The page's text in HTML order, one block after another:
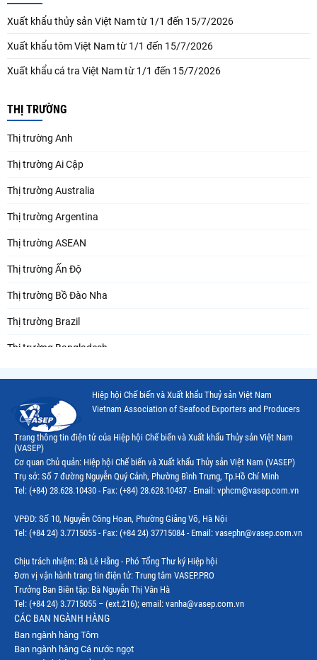
Xuất khẩu thủy sản Việt Nam từ 1/1 đến 15/7/2026
Xuất khẩu tôm Việt Nam từ 1/1 đến 15/7/2026
Xuất khẩu cá tra Việt Nam từ 1/1 đến 15/7/2026
THỊ TRƯỜNG
Thị trường Anh
Thị trường Ai Cập
Thị trường Australia
Thị trường Argentina
Thị trường ASEAN
Thị trường Ấn Độ
Thị trường Bồ Đào Nha
Thị trường Brazil
Thị trường Bangladesh
Thị trường Canada
Thị trường Ecuador
Thị trường EU
Thị trường Indonesia
Thị trường Mỹ
Thị trường Nga
Thị trường Hàn Quốc
Thị trường Nhật Bản
Thị trường Thái Lan
Hiệp hội Chế biến và Xuất khẩu Thuỷ sản Việt Nam
Vietnam Association of Seafood Exporters and Producers
Trang thông tin điện tử của Hiệp hội Chế biến và Xuất khẩu Thủy sản Việt Nam
(VASEP)
Cơ quan Chủ quản: Hiệp hội Chế biến và Xuất khẩu Thủy sản Việt Nam (VASEP)
Trụ sở: Số 7 đường Nguyễn Quý Cảnh, Phường Bình Trưng, Tp.Hồ Chí Minh
Tel: (+84) 28.628.10430 - Fax: (+84) 28.628.10437 - Email: vphcm@vasep.com.vn
VPĐD: Số 10, Nguyễn Công Hoan, Phường Giảng Võ, Hà Nội
Tel: (+84 24) 3.7715055 - Fax: (+84 24) 37715084 - Email: vasephn@vasep.com.vn
Chịu trách nhiệm: Bà Lê Hằng - Phó Tổng Thư ký Hiệp hội
Đơn vị vận hành trang tin điện tử: Trung tâm VASEP.PRO
Trưởng Ban Biên tập: Bà Nguyễn Thị Vân Hà
Tel: (+84 24) 3.7715055 – (ext.216); email: vanha@vasep.com.vn
CÁC BAN NGÀNH HÀNG
Ban ngành hàng Tôm
Ban ngành hàng Cá nước ngọt